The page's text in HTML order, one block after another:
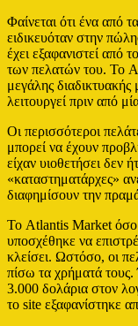
Φαίνεται ότι ένα από
ειδικευόταν στην
έχει εξαφανιστεί από
των πελατών του. Το
μεγάλης
λειτουργεί πριν από
Οι περισσότεροι
μπορεί να έχουν
είχαν υιοθετήσει δεν
«καταστηματάρχες»
διαφημίσουν την
Το Atlantis Market όσο
υποσχέθηκε να
κλείσει. Ωστόσο, οι
πίσω τα χρήματά τους.
3.000 δολάρια στον
το site εξαφανίστηκε